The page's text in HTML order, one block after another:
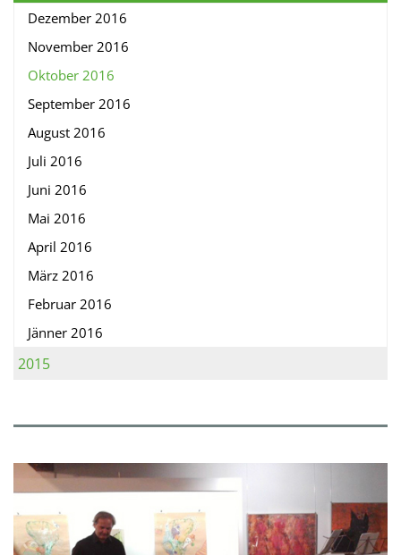
Dezember 2016
November 2016
Oktober 2016
September 2016
August 2016
Juli 2016
Juni 2016
Mai 2016
April 2016
März 2016
Februar 2016
Jänner 2016
2015